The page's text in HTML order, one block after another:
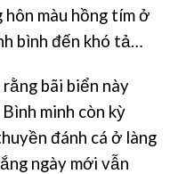
màu hồng tím ở
bình đến khó tả…
rằng bãi biển này
minh còn kỳ
đánh cá ở làng
ngày mới vẫn